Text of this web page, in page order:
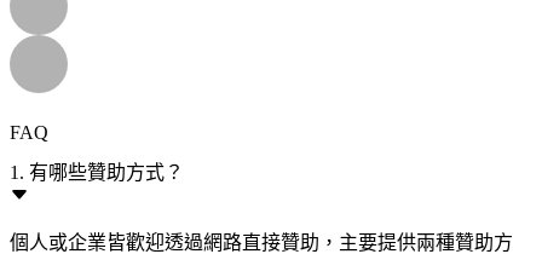
FAQ
1. 有哪些贊助方式？
個人或企業皆歡迎透過網路直接贊助，主要提供兩種贊助方